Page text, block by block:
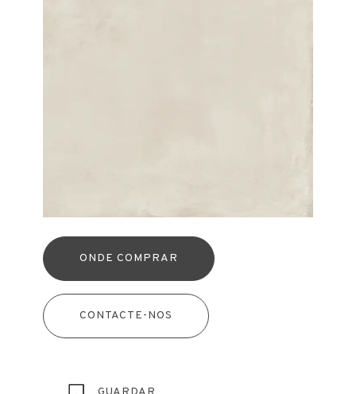
ONDE COMPRAR
CONTACTE-NOS